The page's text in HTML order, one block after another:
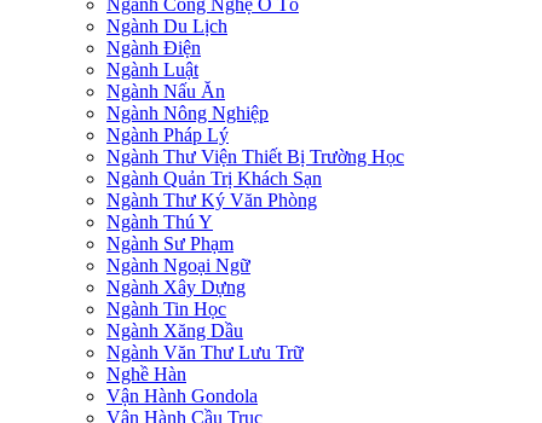
Ngành Công Nghệ Ô Tô
Ngành Du Lịch
Ngành Điện
Ngành Luật
Ngành Nấu Ăn
Ngành Nông Nghiệp
Ngành Pháp Lý
Ngành Thư Viện Thiết Bị Trường Học
Ngành Quản Trị Khách Sạn
Ngành Thư Ký Văn Phòng
Ngành Thú Y
Ngành Sư Phạm
Ngành Ngoại Ngữ
Ngành Xây Dựng
Ngành Tin Học
Ngành Xăng Dầu
Ngành Văn Thư Lưu Trữ
Nghề Hàn
Vận Hành Gondola
Vận Hành Cầu Trục